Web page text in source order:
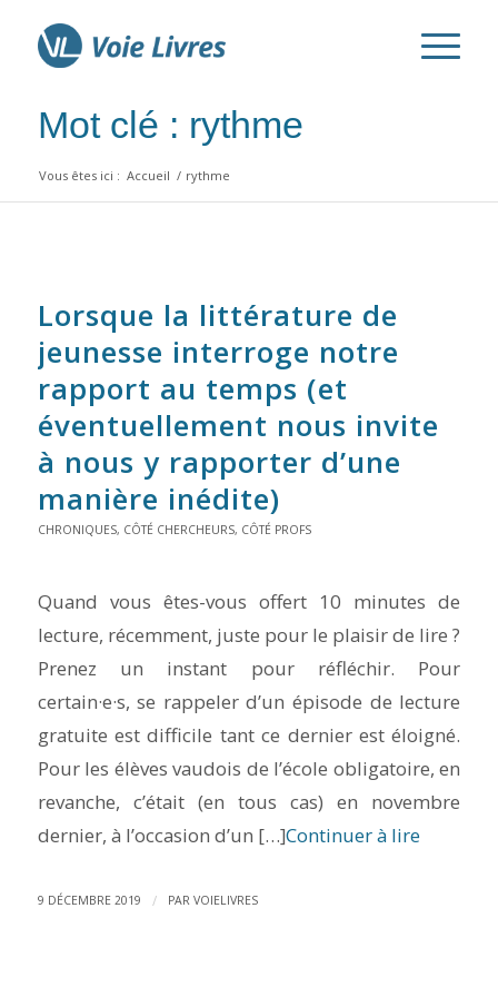
Mot clé : rythme
Vous êtes ici : Accueil / rythme
Lorsque la littérature de
jeunesse interroge notre
rapport au temps (et
éventuellement nous invite
à nous y rapporter d’une
manière inédite)
CHRONIQUES, CÔTÉ CHERCHEURS, CÔTÉ PROFS
Quand vous êtes-vous offert 10 minutes de
lecture, récemment, juste pour le plaisir de lire ?
Prenez un instant pour réfléchir. Pour
certain·e·s, se rappeler d’un épisode de lecture
gratuite est difficile tant ce dernier est éloigné.
Pour les élèves vaudois de l’école obligatoire, en
revanche, c’était (en tous cas) en novembre
dernier, à l’occasion d’un […]Continuer à lire
9 DÉCEMBRE 2019 / PAR VOIELIVRES